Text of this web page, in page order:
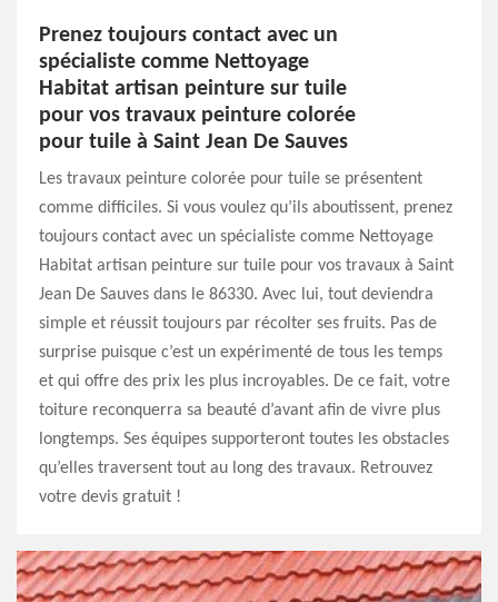
Prenez toujours contact avec un
spécialiste comme Nettoyage
Habitat artisan peinture sur tuile
pour vos travaux peinture colorée
pour tuile à Saint Jean De Sauves
Les travaux peinture colorée pour tuile se présentent
comme difficiles. Si vous voulez qu’ils aboutissent, prenez
toujours contact avec un spécialiste comme Nettoyage
Habitat artisan peinture sur tuile pour vos travaux à Saint
Jean De Sauves dans le 86330. Avec lui, tout deviendra
simple et réussit toujours par récolter ses fruits. Pas de
surprise puisque c’est un expérimenté de tous les temps
et qui offre des prix les plus incroyables. De ce fait, votre
toiture reconquerra sa beauté d’avant afin de vivre plus
longtemps. Ses équipes supporteront toutes les obstacles
qu’elles traversent tout au long des travaux. Retrouvez
votre devis gratuit !